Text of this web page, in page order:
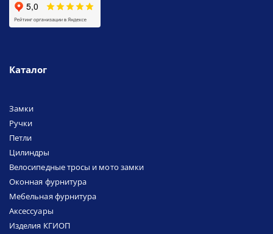
Каталог
Замки
Ручки
Петли
Цилиндры
Велосипедные тросы и мото замки
Оконная фурнитура
Мебельная фурнитура
Аксессуары
Изделия КГИОП